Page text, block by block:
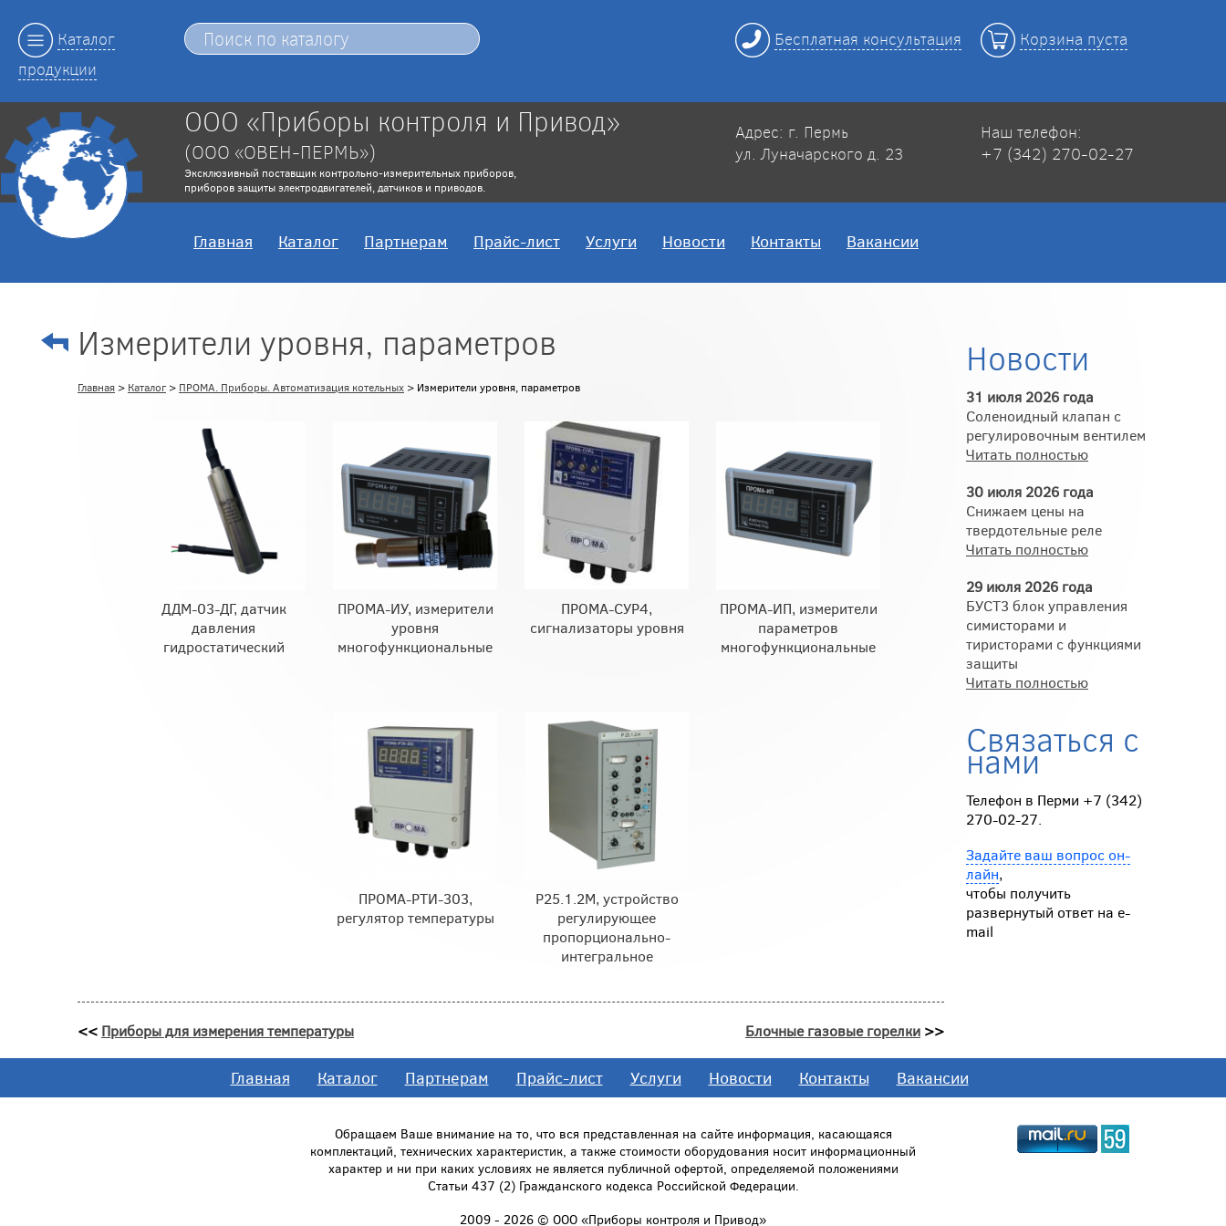
Каталог
продукции
Бесплатная консультация Корзина пуста
ООО «Приборы контроля и Привод»
(ООО «ОВЕН-ПЕРМЬ»)
Эксклюзивный поставщик контрольно-измерительных приборов,
приборов защиты электродвигателей, датчиков и приводов.
Адрес: г. Пермь
ул. Луначарского д. 23
Наш телефон:
+7 (342) 270-02-27
Главная Каталог Партнерам Прайс-лист Услуги Новости Контакты Вакансии
Измерители уровня, параметров
Главная > Каталог > ПРОМА. Приборы. Автоматизация котельных > Измерители уровня, параметров
ДДМ-03-ДГ, датчик
давления
гидростатический
ПРОМА-ИУ, измерители
уровня
многофункциональные
ПРОМА-СУР4,
сигнализаторы уровня
ПРОМА-ИП, измерители
параметров
многофункциональные
ПРОМА-РТИ-303,
регулятор температуры
Р25.1.2М, устройство
регулирующее
пропорционально-
интегральное
<< Приборы для измерения температуры Блочные газовые горелки >>
Новости
31 июля 2026 года
Соленоидный клапан с
регулировочным вентилем
Читать полностью
30 июля 2026 года
Снижаем цены на
твердотельные реле
Читать полностью
29 июля 2026 года
БУСТ3 блок управления
симисторами и
тиристорами с функциями
защиты
Читать полностью
Связаться с
нами
Телефон в Перми +7 (342)
270-02-27.
Задайте ваш вопрос он-
лайн,
чтобы получить
развернутый ответ на e-
mail
Главная Каталог Партнерам Прайс-лист Услуги Новости Контакты Вакансии
Обращаем Ваше внимание на то, что вся представленная на сайте информация, касающаяся
комплектаций, технических характеристик, а также стоимости оборудования носит информационный
характер и ни при каких условиях не является публичной офертой, определяемой положениями
Статьи 437 (2) Гражданского кодекса Российской Федерации.
2009 - 2026 © ООО «Приборы контроля и Привод»